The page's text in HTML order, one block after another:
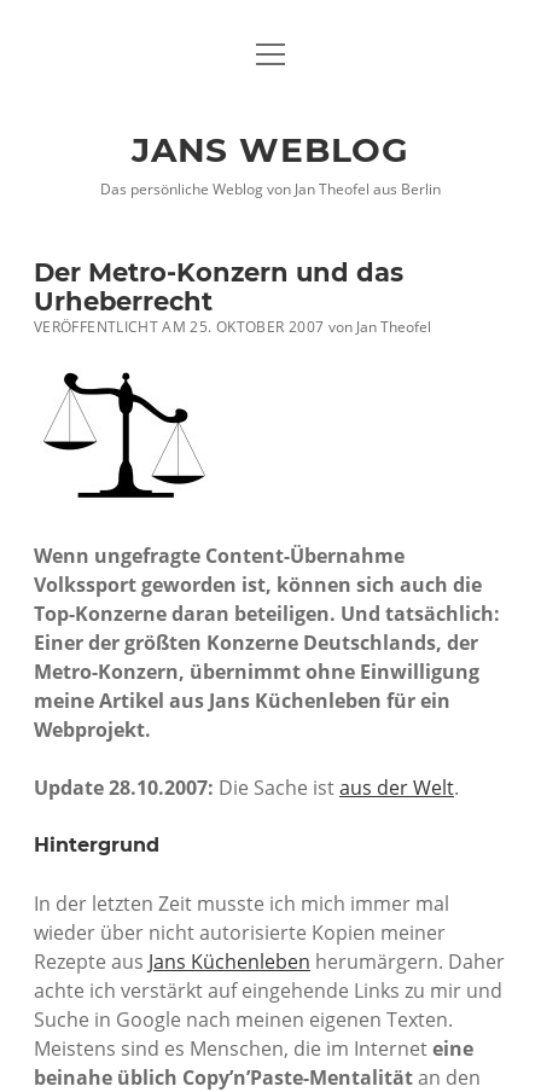
DATENSCHUTZHINWEISE
twitterfacebook
xing
Menü
JANS WEBLOG
Das persönliche Weblog von Jan Theofel aus Berlin
Der Metro-Konzern und das
Urheberrecht
VERÖFFENTLICHT AM 25. OKTOBER 2007 vonJan Theofel
Wenn ungefragte Content-Übernahme
Volkssport geworden ist, können sich auch die
Top-Konzerne daran beteiligen. Und tatsächlich:
Einer der größten Konzerne Deutschlands, der
Metro-Konzern, übernimmt ohne Einwilligung
meine Artikel aus Jans Küchenleben für ein
Webprojekt.
Update 28.10.2007: Die Sache istaus der Welt.
Hintergrund
In der letzten Zeit musste ich mich immer mal
wieder über nicht autorisierte Kopien meiner
Rezepte aus Jans Küchenleben herumärgern. Daher
achte ich verstärkt auf eingehende Links zu mir und
Suche in Google nach meinen eigenen Texten.
Meistens sind es Menschen, die im Interneteine
beinahe üblich Copy’n’Paste-Mentalitätan den